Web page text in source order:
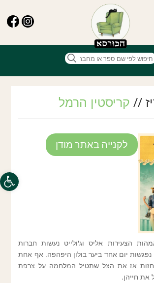
פתח
// קריסטין הרמל
לקנייה באתר מודן
1939. האמהות הצעירות אליס וג'ולייט נעשות חברות
יום אחד ביער בולון היפהפה. אף אחת
אז את הצל שתטיל המלחמה על צרפת
את חייהן.